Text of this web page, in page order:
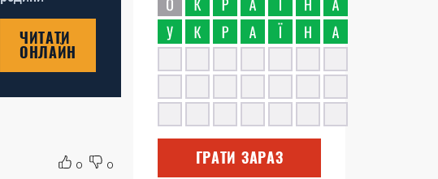
ЧИТАТИ
ОНЛАЙН
0 0 ГРАТИ ЗАРАЗ